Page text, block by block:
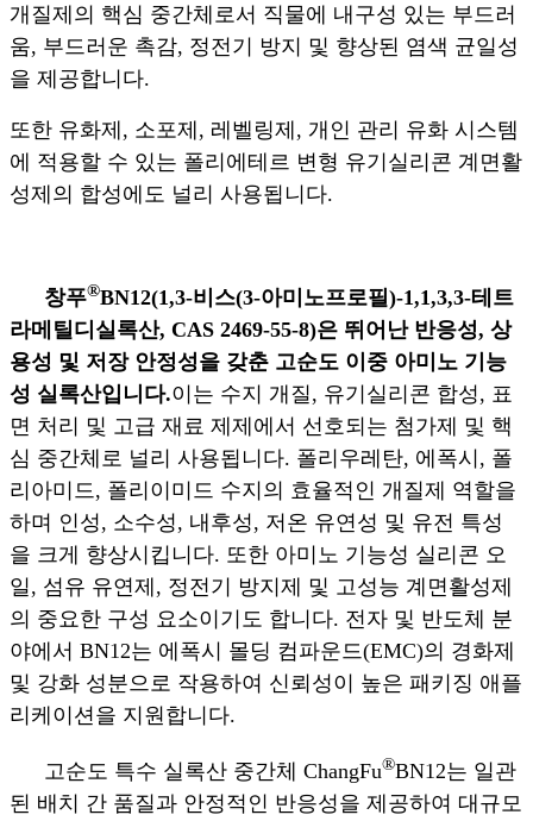
개질제의 핵심 중간체로서 직물에 내구성 있는 부드러
움, 부드러운 촉감, 정전기 방지 및 향상된 염색 균일성
을 제공합니다.
또한 유화제, 소포제, 레벨링제, 개인 관리 유화 시스템
에 적용할 수 있는 폴리에테르 변형 유기실리콘 계면활
성제의 합성에도 널리 사용됩니다.
창푸®BN12(1,3-비스(3-아미노프로필)-1,1,3,3-테트
라메틸디실록산, CAS 2469-55-8)은 뛰어난 반응성, 상
용성 및 저장 안정성을 갖춘 고순도 이중 아미노 기능
성 실록산입니다.이는 수지 개질, 유기실리콘 합성, 표
면 처리 및 고급 재료 제제에서 선호되는 첨가제 및 핵
심 중간체로 널리 사용됩니다. 폴리우레탄, 에폭시, 폴
리아미드, 폴리이미드 수지의 효율적인 개질제 역할을
하며 인성, 소수성, 내후성, 저온 유연성 및 유전 특성
을 크게 향상시킵니다. 또한 아미노 기능성 실리콘 오
일, 섬유 유연제, 정전기 방지제 및 고성능 계면활성제
의 중요한 구성 요소이기도 합니다. 전자 및 반도체 분
야에서 BN12는 에폭시 몰딩 컴파운드(EMC)의 경화제
및 강화 성분으로 작용하여 신뢰성이 높은 패키징 애플
리케이션을 지원합니다.
고순도 특수 실록산 중간체 ChangFu®BN12는 일관
된 배치 간 품질과 안정적인 반응성을 제공하여 대규모